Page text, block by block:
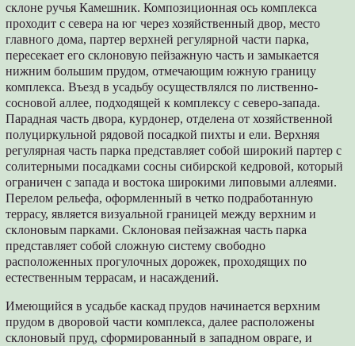
склоне ручья Камешник. Композиционная ось комплекса
проходит с севера на юг через хозяйственный двор, место
главного дома, партер верхней регулярной части парка,
пересекает его склоновую пейзажную часть и замыкается
нижним большим прудом, отмечающим южную границу
комплекса. Въезд в усадьбу осуществлялся по лиственно-
сосновой аллее, подходящей к комплексу с северо-запада.
Парадная часть двора, курдонер, отделена от хозяйственной
полуциркульной рядовой посадкой пихты и ели. Верхняя
регулярная часть парка представляет собой широкий партер с
солитерными посадками сосны сибирской кедровой, который
ограничен с запада и востока широкими липовыми аллеями.
Перелом рельефа, оформленный в четко подработанную
террасу, является визуальной границей между верхним и
склоновым парками. Склоновая пейзажная часть парка
представляет собой сложную систему свободно
расположенных прогулочных дорожек, проходящих по
естественным террасам, и насаждений.
Имеющийся в усадьбе каскад прудов начинается верхним
прудом в дворовой части комплекса, далее расположены
склоновый пруд, сформированный в западном овраге, и